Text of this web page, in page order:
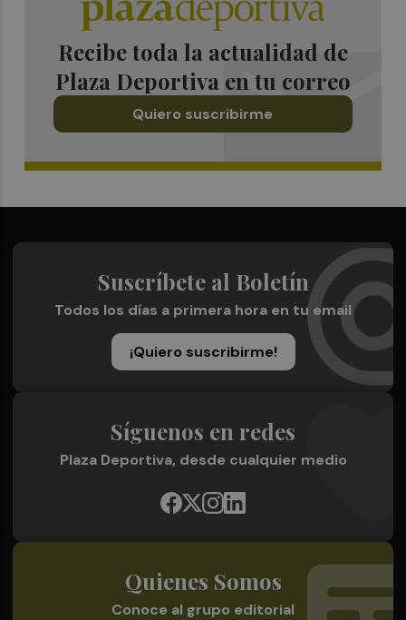
Recibe toda la actualidad de
Plaza Deportiva en tu correo
Quiero suscribirme
Suscríbete al Boletín
Todos los días a primera hora en tu email
¡Quiero suscribirme!
Síguenos en redes
Plaza Deportiva, desde cualquier medio
Quienes Somos
Conoce al grupo editorial